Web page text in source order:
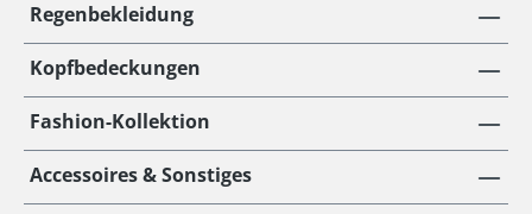
Regenbekleidung
Kopfbedeckungen
Fashion-Kollektion
Accessoires & Sonstiges